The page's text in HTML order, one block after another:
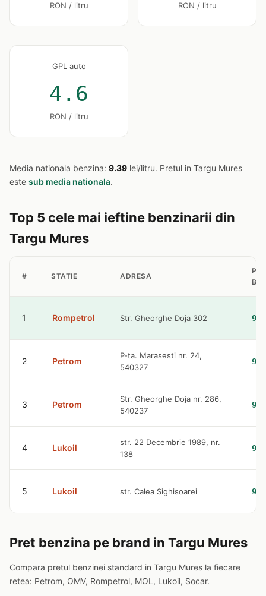
RON / litru RON / litru
GPL auto
4.6
RON / litru
Media nationala benzina: 9.39 lei/litru. Pretul in Targu Mures
este sub media nationala.
Top 5 cele mai ieftine benzinarii din
Targu Mures
# STATIE ADRESA
1 Rompetrol Str. Gheorghe Doja 302
2 Petrom
P-ta. Marasesti nr. 24,
540327
3 Petrom
Str. Gheorghe Doja nr. 286,
540237
4 Lukoil
str. 22 Decembrie 1989, nr.
138
5 Lukoil str. Calea Sighisoarei
Pret benzina pe brand in Targu Mures
Compara pretul benzinei standard in Targu Mures la fiecare
retea: Petrom, OMV, Rompetrol, MOL, Lukoil, Socar.